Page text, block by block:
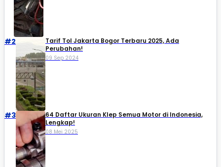
#2
Tarif Tol Jakarta Bogor Terbaru 2025, Ada
Perubahan!
09 Sep 2024
#3
64 Daftar Ukuran Klep Semua Motor di Indonesia,
Lengkap!
08 Mei 2025